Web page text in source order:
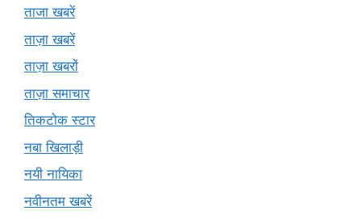
ताजा खबरें
ताज़ा खबरें
ताज़ा खबरों
ताज़ा समाचार
तिकटोक स्टार
नबा खिलाड़ी
नयी नायिका
नवीनतम खबरें